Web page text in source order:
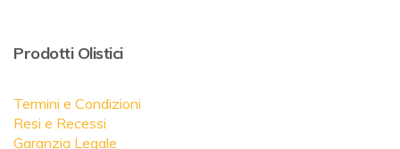
Prodotti Olistici
Termini e Condizioni
Resi e Recessi
Garanzia Legale